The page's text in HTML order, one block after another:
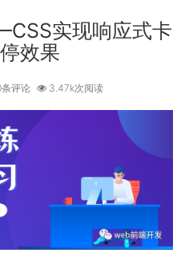
实现响应式卡
效果
评论 3.47k次阅读